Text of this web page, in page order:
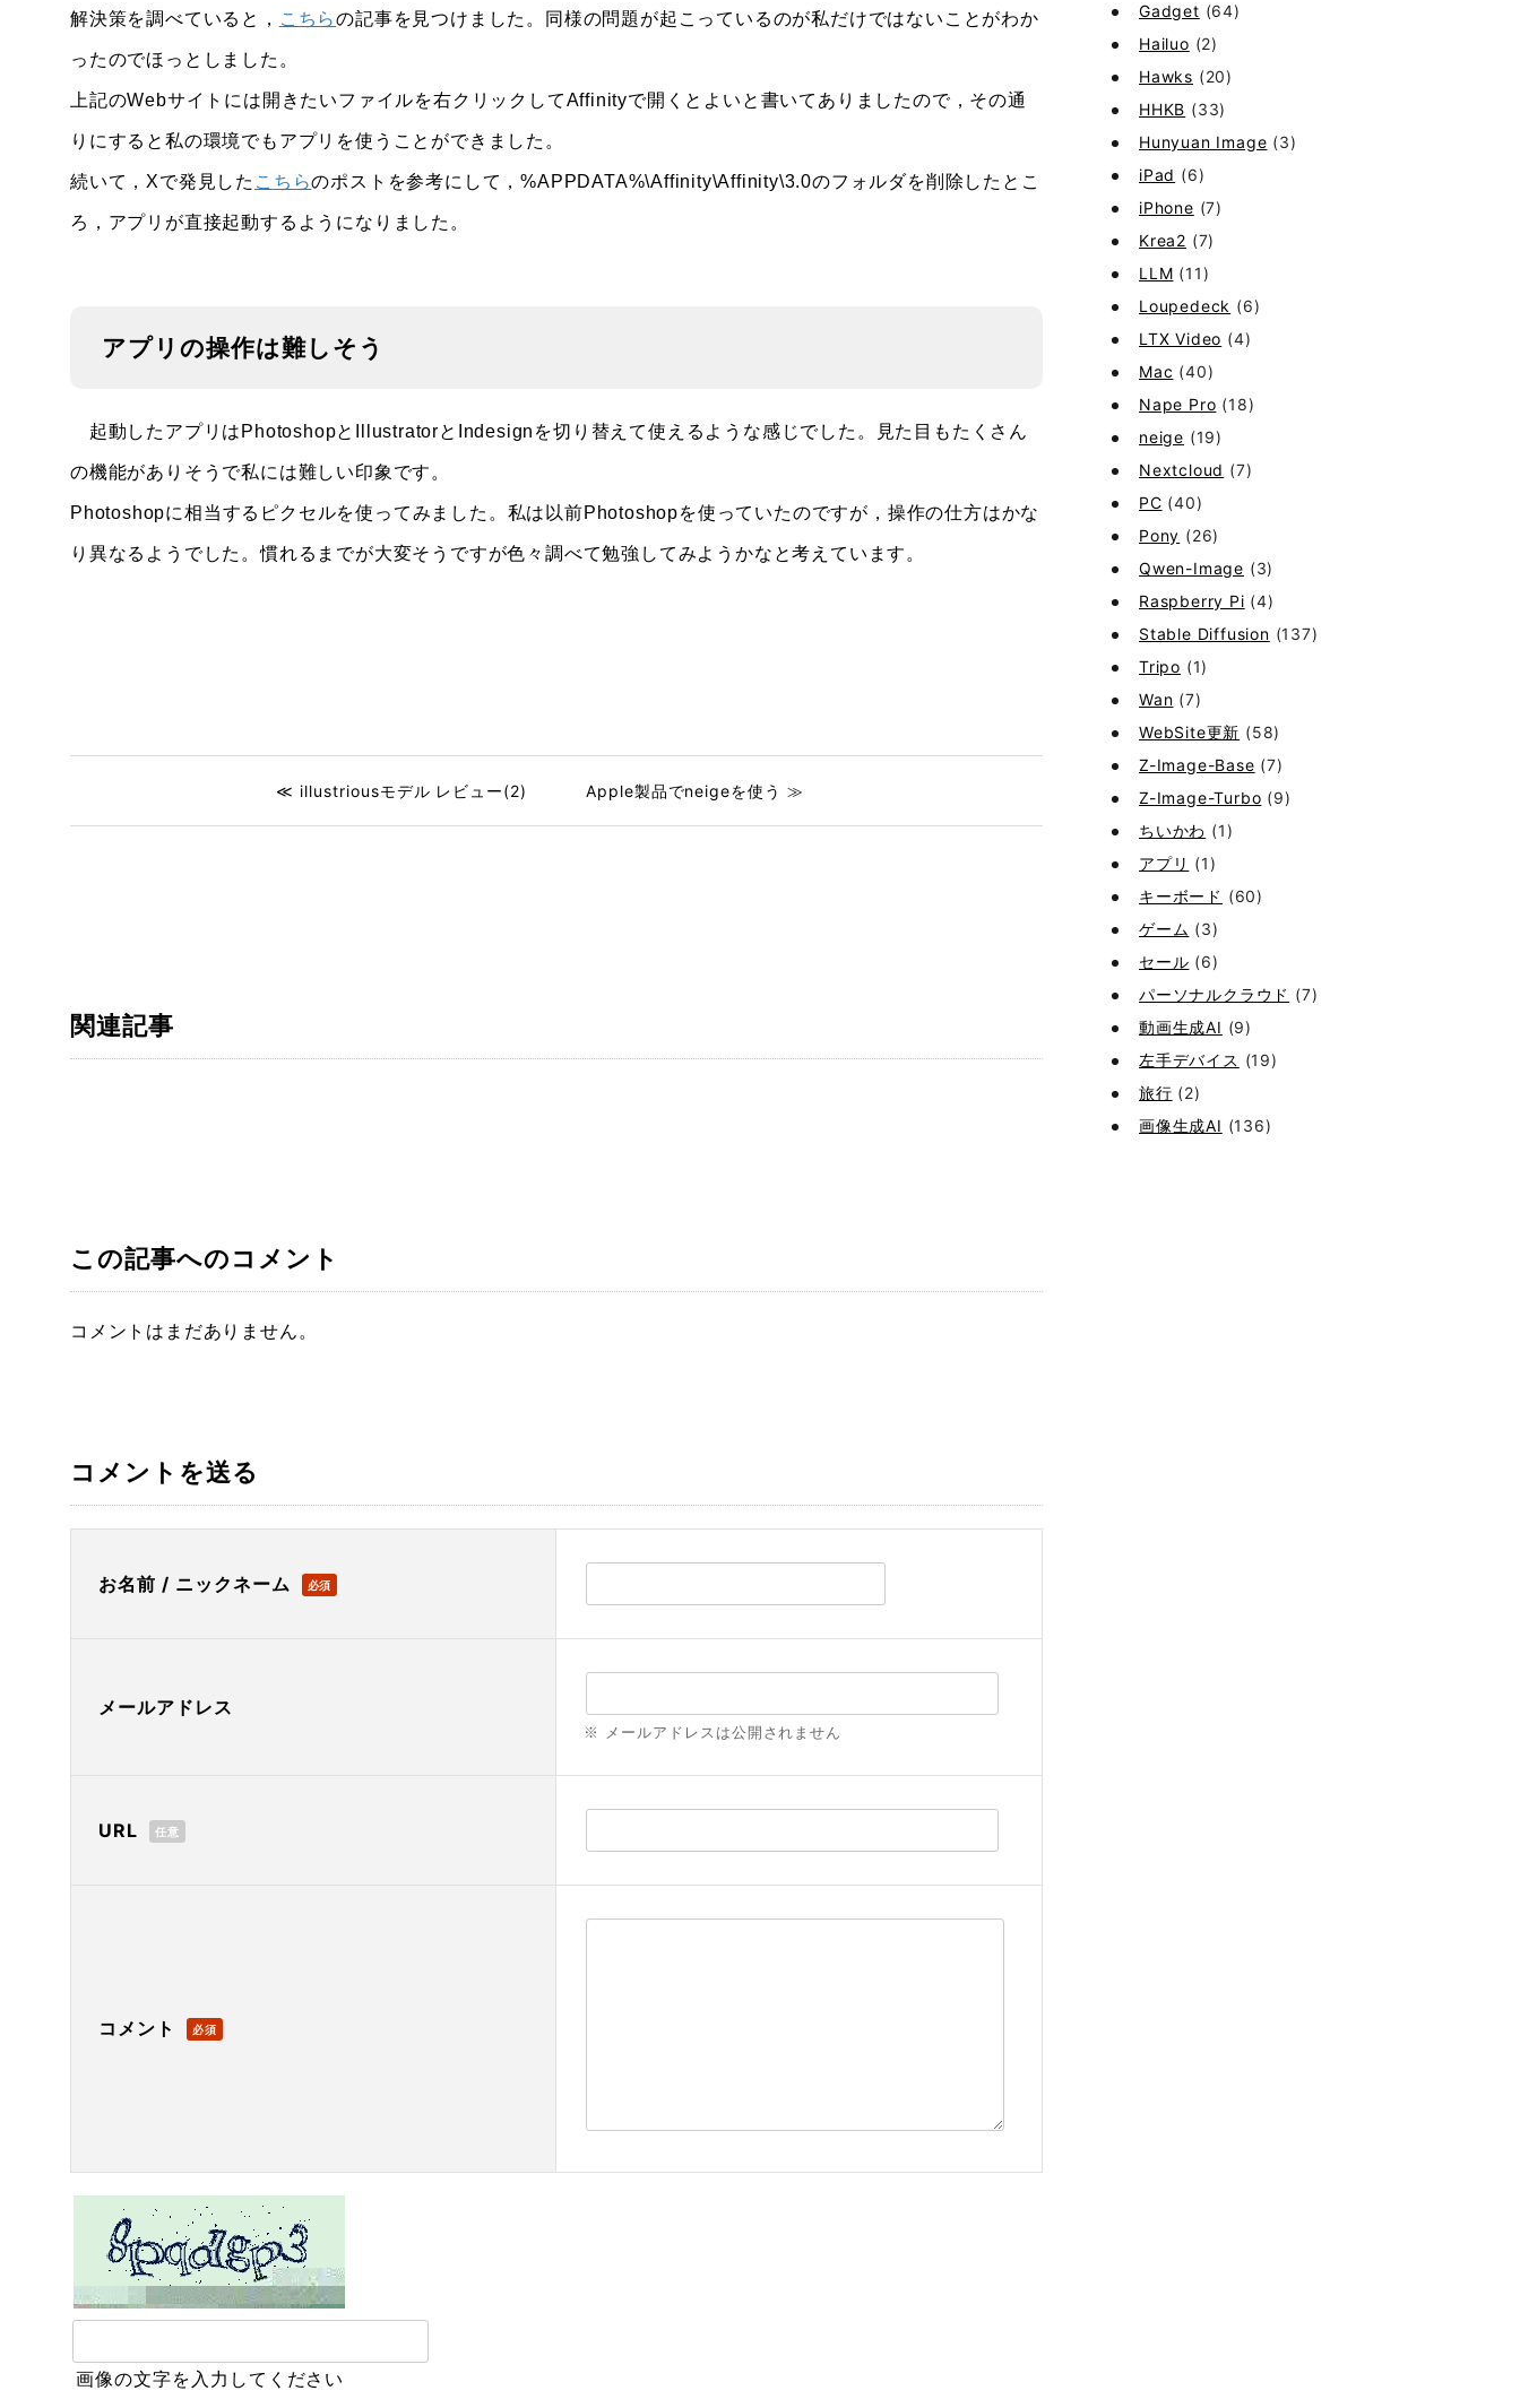
解決策を調べていると， こちらの記事を見つけました。同様の問題が起こっているのが私だけではないことがわか
ったのでほっとしました。
上記のWebサイトには開きたいファイルを右クリックしてAffinityで開くとよいと書いてありましたので，その通
りにすると私の環境でもアプリを使うことができました。
続いて，Xで発見した こちらのポストを参考にして，%APPDATA%\Affinity\Affinity\3.0のフォルダを削除したとこ
ろ，アプリが直接起動するようになりました。
アプリの操作は難しそう
起動したアプリはPhotoshopとIllustratorとIndesignを切り替えて使えるような感じでした。見た目もたくさん
の機能がありそうで私には難しい印象です。
Photoshopに相当するピクセルを使ってみました。私は以前Photoshopを使っていたのですが，操作の仕方はかな
り異なるようでした。慣れるまでが大変そうですが色々調べて勉強してみようかなと考えています。
≪ illustriousモデル レビュー(2) Apple製品でneigeを使う ≫
関連記事
この記事へのコメント
コメントはまだありません。
コメントを送る
お名前 / ニックネーム 必須
メールアドレス
※ メールアドレスは公開されません
URL 任意
コメント 必須
画像の文字を入力してください
Gadget (64)
Hailuo (2)
Hawks (20)
HHKB (33)
Hunyuan Image (3)
iPad (6)
iPhone (7)
Krea2 (7)
LLM (11)
Loupedeck (6)
LTX Video (4)
Mac (40)
Nape Pro (18)
neige (19)
Nextcloud (7)
PC (40)
Pony (26)
Qwen-Image (3)
Raspberry Pi (4)
Stable Diffusion (137)
Tripo (1)
Wan (7)
WebSite更新 (58)
Z-Image-Base (7)
Z-Image-Turbo (9)
ちいかわ (1)
アプリ (1)
キーボード (60)
ゲーム (3)
セール (6)
パーソナルクラウド (7)
動画生成AI (9)
左手デバイス (19)
旅行 (2)
画像生成AI (136)